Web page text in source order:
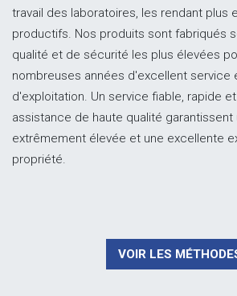
travail des laboratoires, les rendant plus
productifs. Nos produits sont fabriqués
qualité et de sécurité les plus élevées
nombreuses années d'excellent service
d'exploitation. Un service fiable, rapide
assistance de haute qualité garantissent
extrêmement élevée et une excellente
propriété.
VOIR LES